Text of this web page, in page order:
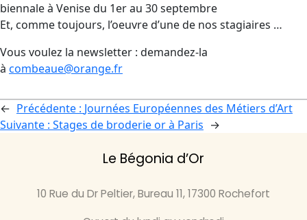
biennale à Venise du 1er au 30 septembre
Et, comme toujours, l’oeuvre d’une de nos stagiaires …
Vous voulez la newsletter : demandez-la
à combeaue@orange.fr
← Précédente : Journées Européennes des Métiers d’Art
Suivante : Stages de broderie or à Paris →
Le Bégonia d’Or
10 Rue du Dr Peltier, Bureau 11, 17300 Rochefort